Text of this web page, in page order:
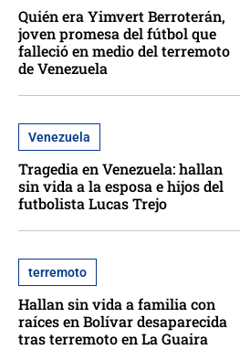
Quién era Yimvert Berroterán,
joven promesa del fútbol que
falleció en medio del terremoto
de Venezuela
Venezuela
Tragedia en Venezuela: hallan
sin vida a la esposa e hijos del
futbolista Lucas Trejo
terremoto
Hallan sin vida a familia con
raíces en Bolívar desaparecida
tras terremoto en La Guaira